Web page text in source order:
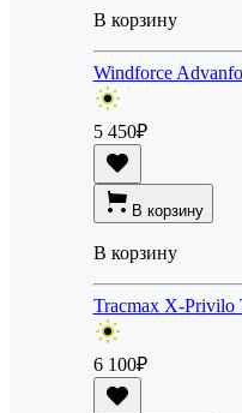
В корзину
Windforce
5 450₽
В корзину
В корзину
Tracmax X-Privilo
6 100₽